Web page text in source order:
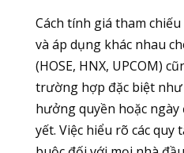
Cách tính giá tham
và áp dụng khác nhau
(HOSE, HNX, UPCOM)
trường hợp đặc biệt
hưởng quyền hoặc
yết. Việc hiểu rõ các quy